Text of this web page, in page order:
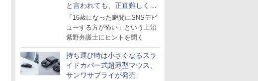
と言われても、正直難しくな
いですか？
「16歳になった瞬間にSNSデビ
ューする方が怖い」という上沼
紫野弁護士にヒントを聞く
持ち運び時は小さくなるスラ
イドカバー式超薄型マウス、
サンワサプライが発売